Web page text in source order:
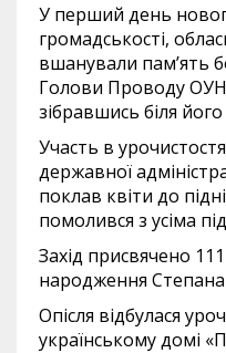
У перший день
громадськості,
вшанували пам’ять
Голови Проводу
зібравшись біля
Участь в
державної
поклав квіти до
помолився з усіма
Захід присвячено
народження
Опісля відбулася
українському домі